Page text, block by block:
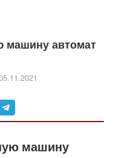
машину автомат
машину